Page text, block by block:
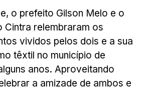
o prefeito Gilson Melo e o
Cintra relembraram os
vividos pelos dois e a sua
têxtil no município de
anos. Aproveitando
a amizade de ambos e